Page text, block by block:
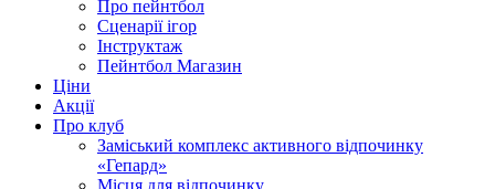
Про пейнтбол
Сценарії ігор
Інструктаж
Пейнтбол Магазин
Ціни
Акції
Про клуб
Заміський комплекс активного відпочинку
«Гепард»
Місця для відпочинку